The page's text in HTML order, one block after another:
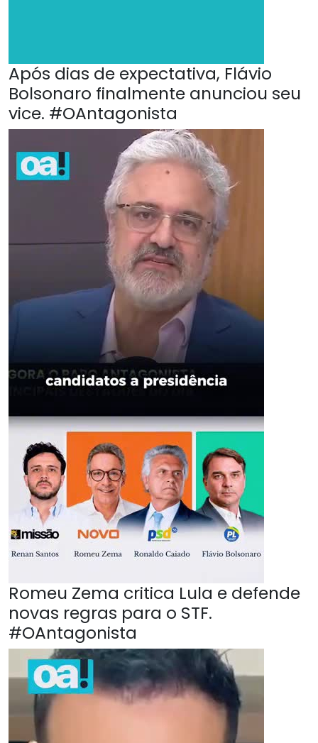
Após dias de expectativa, Flávio
Bolsonaro finalmente anunciou seu
vice. #OAntagonista
Romeu Zema critica Lula e defende
novas regras para o STF.
#OAntagonista